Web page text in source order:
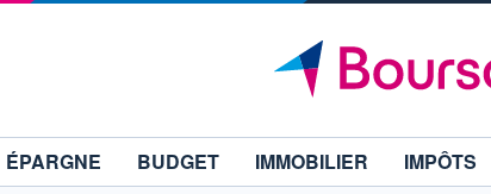
ÉPARGNE BUDGET IMMOBILIER IMPÔTS